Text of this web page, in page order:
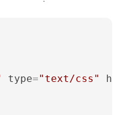
type="text/css"